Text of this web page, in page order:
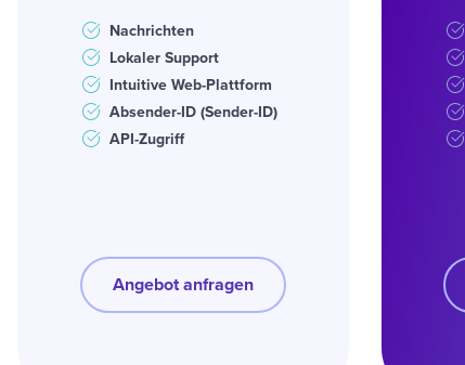
Nachrichten
Lokaler Support
Intuitive Web-Plattform
Absender-ID (Sender-ID)
API-Zugriff
Angebot anfragen